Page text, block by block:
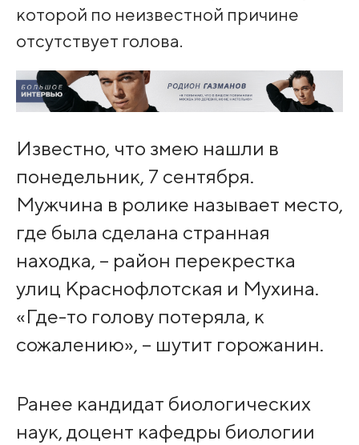
которой по неизвестной причине
отсутствует голова.
Известно, что змею нашли в
понедельник, 7 сентября.
Мужчина в ролике называет место,
где была сделана странная
находка, – район перекрестка
улиц Краснофлотская и Мухина.
«Где-то голову потеряла, к
сожалению», – шутит горожанин.
Ранее кандидат биологических
наук, доцент кафедры биологии